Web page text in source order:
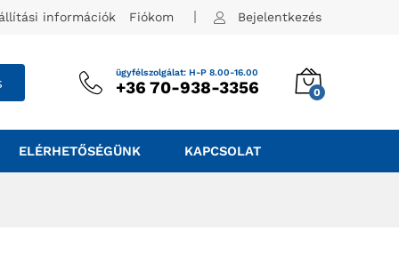
információk Fiókom Bejelentkezés
ügyfélszolgálat: H-P 8.00-16.00
+36 70-938-3356 0
ELÉRHETŐSÉGÜNK KAPCSOLAT